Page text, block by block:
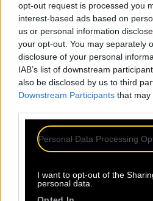
opt-out request is processed you
interest-based ads based on
us or personal information
your opt-out. You may separately
disclosure of your personal
IAB’s list of downstream
also be disclosed by us to third
Downstream Participants that may
Personal Data Processing
I want to opt-out of the
personal data.